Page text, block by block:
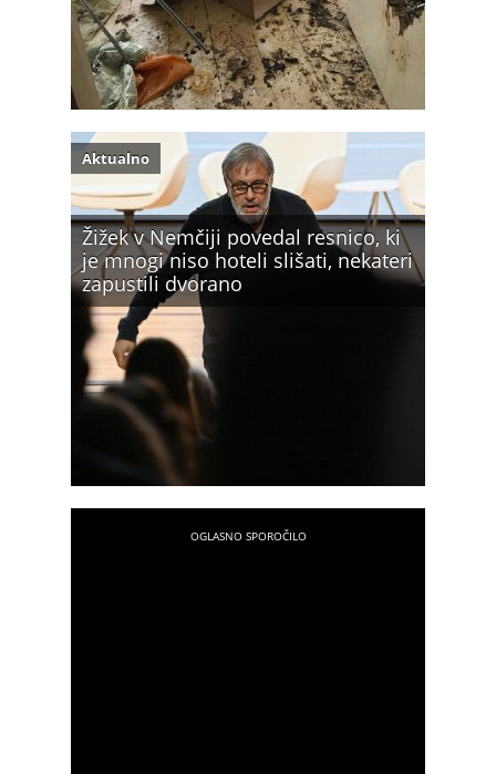
Žižek v Nemčiji povedal resnico, ki
je mnogi niso hoteli slišati, nekateri
zapustili dvorano
Aktualno